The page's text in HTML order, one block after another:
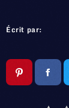
Écrit par: